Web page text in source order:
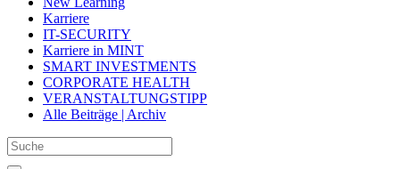
Karriere
IT-SECURITY
Karriere in MINT
SMART INVESTMENTS
CORPORATE HEALTH
VERANSTALTUNGSTIPP
Alle Beiträge | Archiv